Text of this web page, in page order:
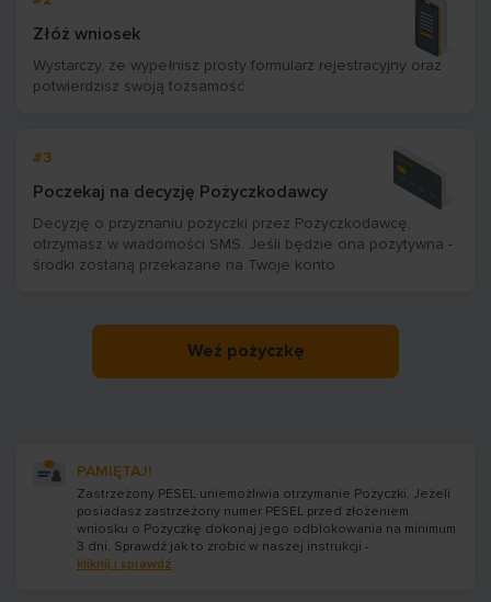
Złóż wniosek
Wystarczy, że wypełnisz prosty formularz rejestracyjny oraz
potwierdzisz swoją tożsamość
#3
Poczekaj na decyzję Pożyczkodawcy
Decyzję o przyznaniu pożyczki przez Pożyczkodawcę,
otrzymasz w wiadomości SMS. Jeśli będzie ona pozytywna -
środki zostaną przekazane na Twoje konto
Weź pożyczkę
PAMIĘTAJ!
Zastrzeżony PESEL uniemożliwia otrzymanie Pożyczki. Jeżeli
posiadasz zastrzeżony numer PESEL przed złożeniem
wniosku o Pożyczkę dokonaj jego odblokowania na minimum
3 dni. Sprawdź jak to zrobić w naszej instrukcji -
kliknij i sprawdź